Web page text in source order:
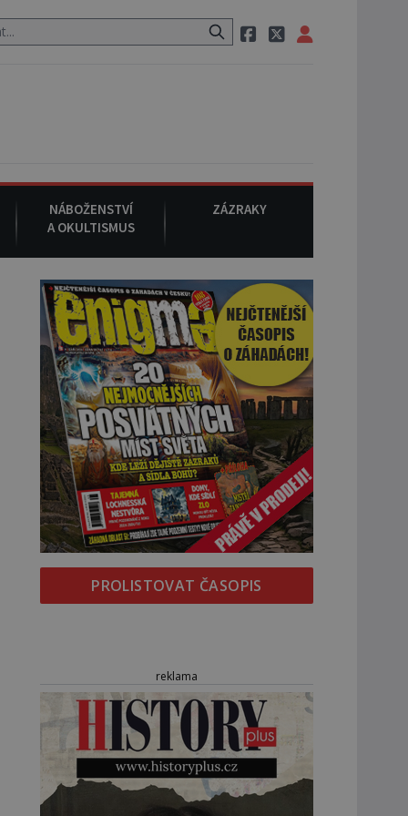
po cestě utíká zvláštní psovitá šelma, údajně bájná čupakabra.
NÁBOŽENSTVÍ
A OKULTISMUS
ZÁZRAKY
PROLISTOVAT ČASOPIS
reklama